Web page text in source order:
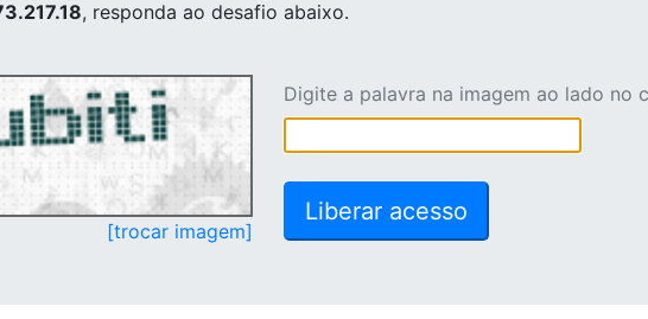
, responda ao desafio abaixo.
[trocar imagem]
Digite a palavra na imagem ao lado no